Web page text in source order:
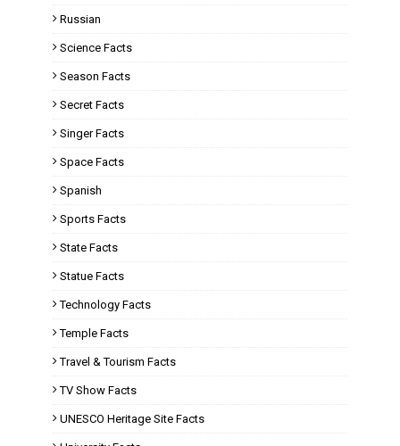
Russian
Science Facts
Season Facts
Secret Facts
Singer Facts
Space Facts
Spanish
Sports Facts
State Facts
Statue Facts
Technology Facts
Temple Facts
Travel & Tourism Facts
TV Show Facts
UNESCO Heritage Site Facts